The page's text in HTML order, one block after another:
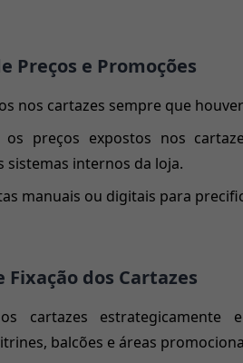
Preços e Promoções
nos cartazes sempre que
os preços expostos nos
sistemas internos da loja.
manuais ou digitais para
dos Cartazes
cartazes
balcões e áreas